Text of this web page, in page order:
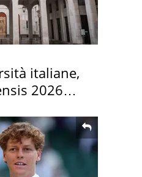
italiane,
2026